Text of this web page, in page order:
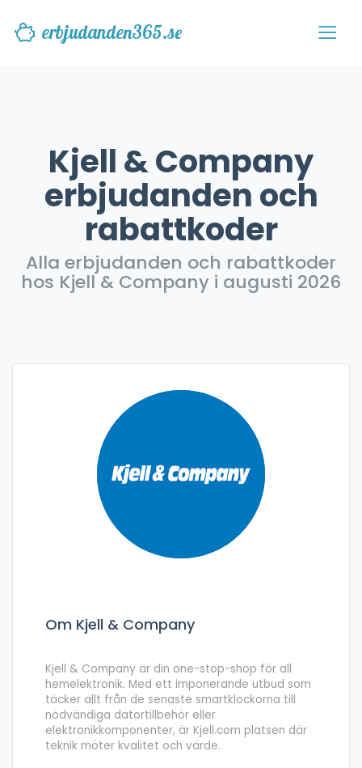
erbjudanden365.se
Kjell & Company
erbjudanden och
rabattkoder
Alla erbjudanden och rabattkoder
hos Kjell & Company i augusti 2026
Om Kjell & Company
Kjell & Company är din one-stop-shop för all
hemelektronik. Med ett imponerande utbud som
täcker allt från de senaste smartklockorna till
nödvändiga datortillbehör eller
elektronikkomponenter, är Kjell.com platsen där
teknik möter kvalitet och värde.